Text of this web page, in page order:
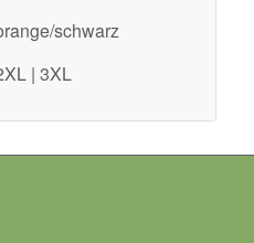
schwarz
| 3XL